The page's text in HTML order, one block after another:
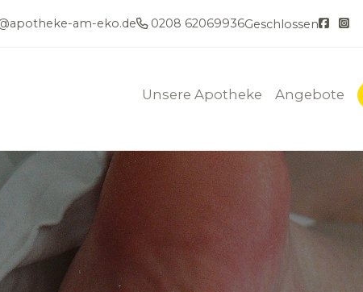
am-eko.de 0208 62069936Geschlossen
Unsere Apotheke Angebote